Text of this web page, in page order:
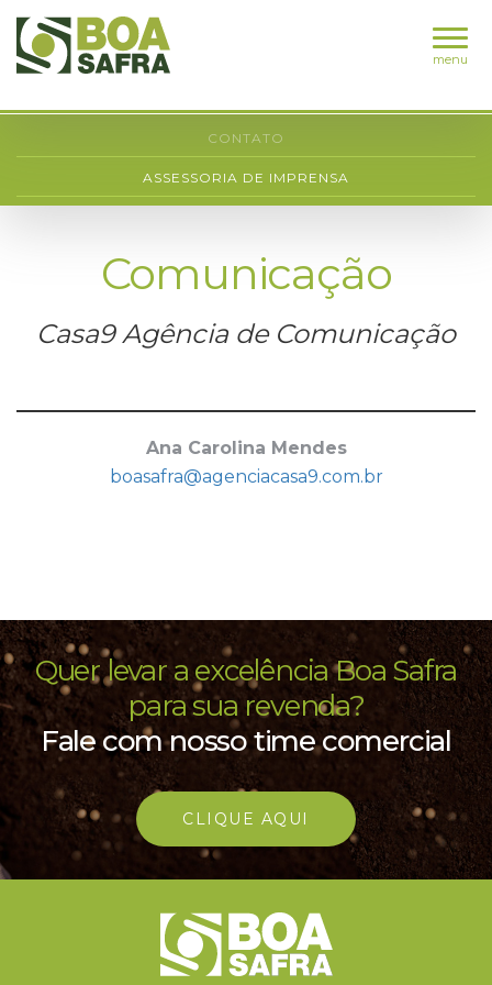
menu
CONTATO
ASSESSORIA DE IMPRENSA
Comunicação
Casa9 Agência de Comunicação
Ana Carolina Mendes
boasafra@agenciacasa9.com.br
Quer levar a excelência Boa Safra
para sua revenda?
Fale com nosso time comercial
CLIQUE AQUI